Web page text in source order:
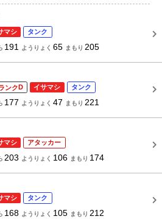
マシ タンク
191 ようりょく 65 まもり 205
D イサマシ タンク
177 ようりょく 47 まもり 221
マシ アタッカー
203 ようりょく 106 まもり 174
マシ タンク
168 ようりょく 105 まもり 212